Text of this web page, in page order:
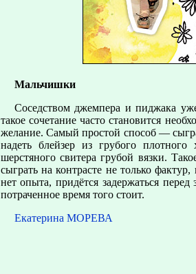
Мальчишки
Соседством джемпера и пиджака
такое сочетание часто становится
желание. Самый простой способ —
надеть блейзер из грубого
шерстяного свитера грубой вязки.
сыграть на контрасте не только
нет опыта, придётся задержаться
потраченное время того стоит.
Екатерина МОРЕВА